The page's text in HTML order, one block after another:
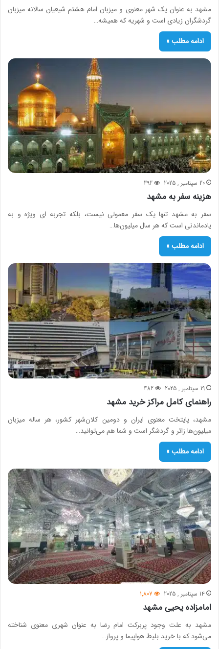
مشهد به عنوان یک شهر معنوی و میزبان امام هشتم شیعیان سالانه میزبان
گردشگران زیادی است و شهریه که همیشه…
ادامه مطلب »
20 سپتامبر , 2025 392
هزینه سفر به مشهد
سفر به مشهد تنها یک سفر معمولی نیست، بلکه تجربه‌ ای ویژه و به‌
یادماندنی است که هر سال میلیون‌ها…
ادامه مطلب »
19 سپتامبر , 2025 482
راهنمای کامل مراکز خرید مشهد
مشهد، پایتخت معنوی ایران و دومین کلان‌شهر کشور، هر ساله میزبان
میلیون‌ها زائر و گردشگر است و شما هم می‌توانید…
ادامه مطلب »
14 سپتامبر , 2025 1,807
امامزاده یحیی مشهد
مشهد به علت وجود پربرکت امام رضا به عنوان شهری معنوی شناخته
می‌شود که با خرید بلیط هواپیما و پرواز…